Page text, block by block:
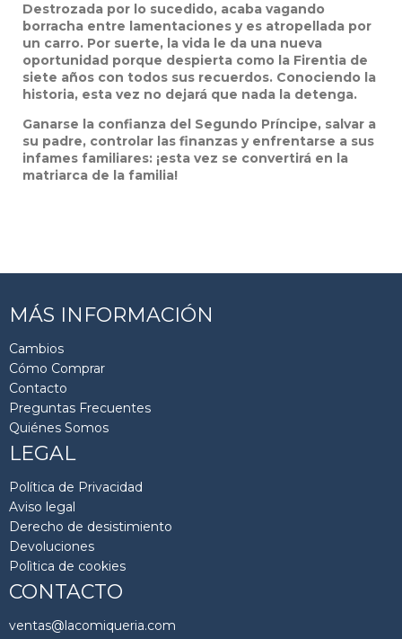
Destrozada por lo sucedido, acaba vagando
borracha entre lamentaciones y es atropellada por
un carro. Por suerte, la vida le da una nueva
oportunidad porque despierta como la Firentia de
siete años con todos sus recuerdos. Conociendo la
historia, esta vez no dejará que nada la detenga.
Ganarse la confianza del Segundo Príncipe, salvar a
su padre, controlar las finanzas y enfrentarse a sus
infames familiares: ¡esta vez se convertirá en la
matriarca de la familia!
MÁS INFORMACIÓN
Cambios
Cómo Comprar
Contacto
Preguntas Frecuentes
Quiénes Somos
LEGAL
Política de Privacidad
Aviso legal
Derecho de desistimiento
Devoluciones
Polìtica de cookies
CONTACTO
ventas@lacomiqueria.com